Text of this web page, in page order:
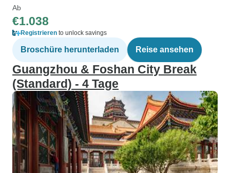
Ab
€1.038
Registrieren to unlock savings
Broschüre herunterladen Reise ansehen
Guangzhou & Foshan City Break
(Standard) - 4 Tage